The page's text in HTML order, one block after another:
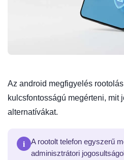
Az android megfigyelés
kulcsfontosságú megérteni, mit
alternatívákat.
i
A rootolt telefon egyszerű
adminisztrátori